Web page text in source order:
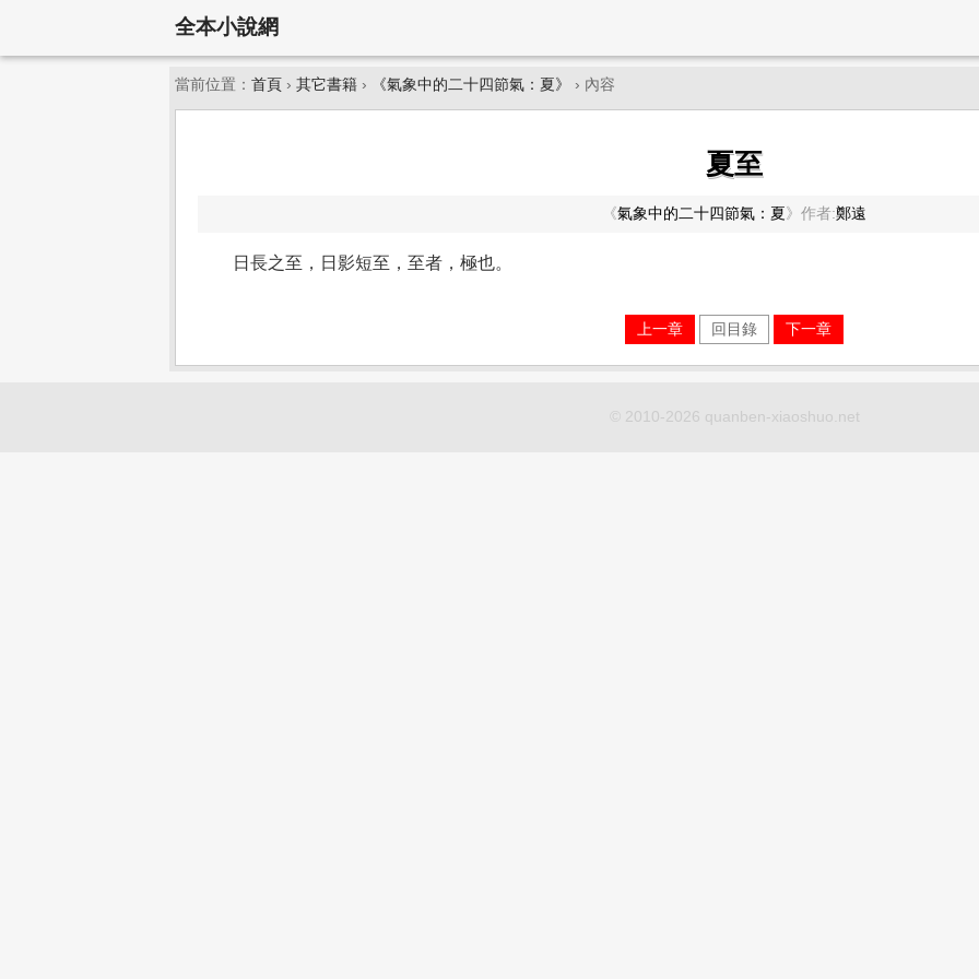
全本小說網
當前位置： 首頁 › 其它書籍 › 《氣象中的二十四節氣：夏》 › 內容
夏至
《氣象中的二十四節氣：夏 》 作者:鄭遠
日長之至，日影短至，至者，極也。
上一章 回目錄 下一章
© 2010-2026 quanben-xiaoshuo.net